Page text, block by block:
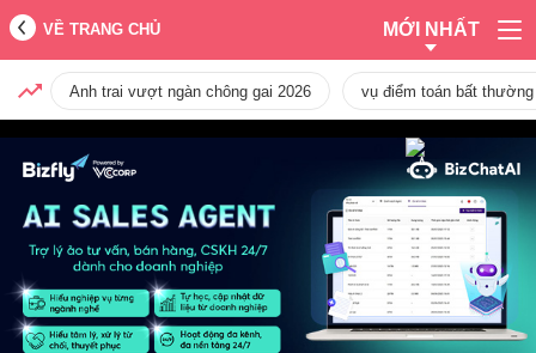
VỀ TRANG CHỦ MỚI NHẤT
Anh trai vượt ngàn chông gai 2026 vụ điểm toán bất